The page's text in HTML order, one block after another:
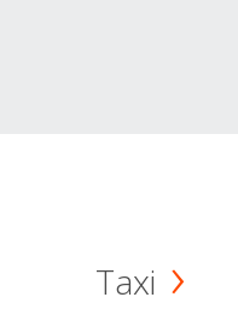
Taxi